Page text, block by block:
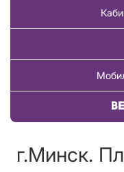
г.Минск.